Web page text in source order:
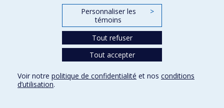
Personnaliser les
témoins
>
Tout refuser
Tout accepter
Voir notre politique de confidentialité et nos conditions
d’utilisation.